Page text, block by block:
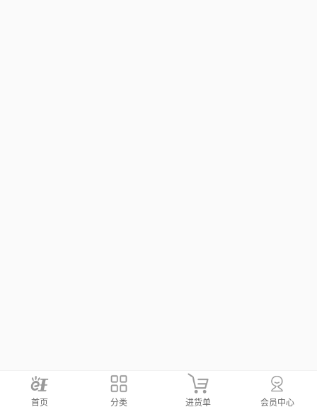
首页 分类 进货单 会员中心